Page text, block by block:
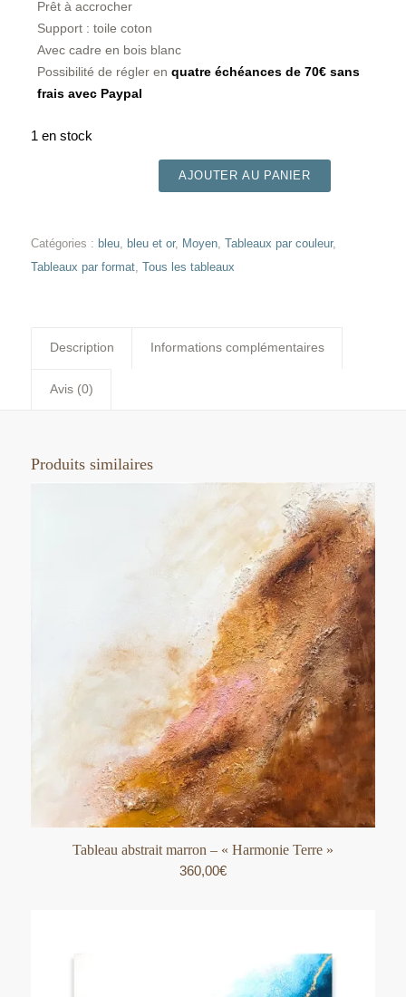
Prêt à accrocher
Support : toile coton
Avec cadre en bois blanc
Possibilité de régler en quatre échéances de 70€ sans
frais avec Paypal
1 en stock
AJOUTER AU PANIER
Catégories : bleu, bleu et or, Moyen, Tableaux par couleur,
Tableaux par format, Tous les tableaux
Description Informations complémentaires
Avis (0)
Produits similaires
Tableau abstrait marron – « Harmonie Terre »
360,00€